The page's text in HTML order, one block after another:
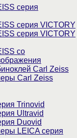
серия
серия VICTORY
серия VICTORY
со
Carl Zeiss
Carl Zeiss
Trinovid
Ultravid
Duovid
LEICA серия